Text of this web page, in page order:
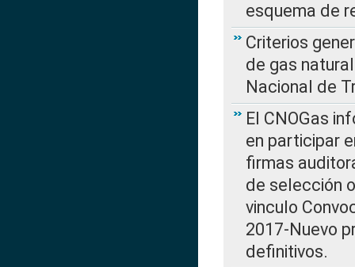
esquema de
Criterios
de gas
Nacional de
El CNOGas
en participar
firmas
de selección
vinculo
2017-Nuevo
definitivos.